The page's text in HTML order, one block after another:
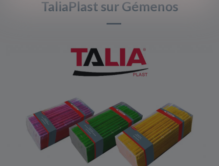
TaliaPlast sur Gémenos